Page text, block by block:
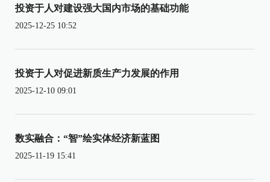
投资于人对建设强大国内市场的基础功能
2025-12-25 10:52
投资于人对促进新质生产力发展的作用
2025-12-10 09:01
数实融合：“智”绘实体经济新蓝图
2025-11-19 15:41